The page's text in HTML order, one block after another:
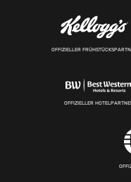
OFFIZIELLER
OFFIZIELLER